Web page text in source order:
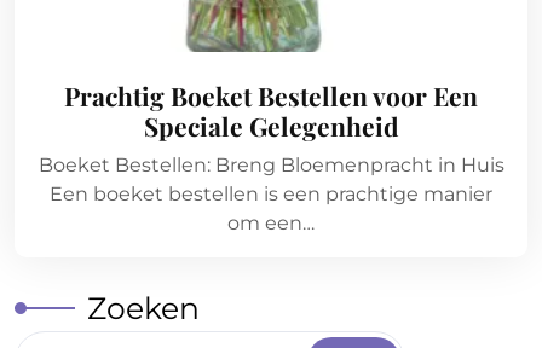
Prachtig Boeket Bestellen voor Een
Speciale Gelegenheid
Boeket Bestellen: Breng Bloemenpracht in Huis
Een boeket bestellen is een prachtige manier
om een…
Zoeken